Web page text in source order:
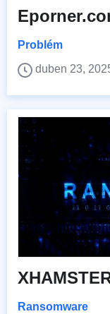
Problém
duben 23,
Ransomware